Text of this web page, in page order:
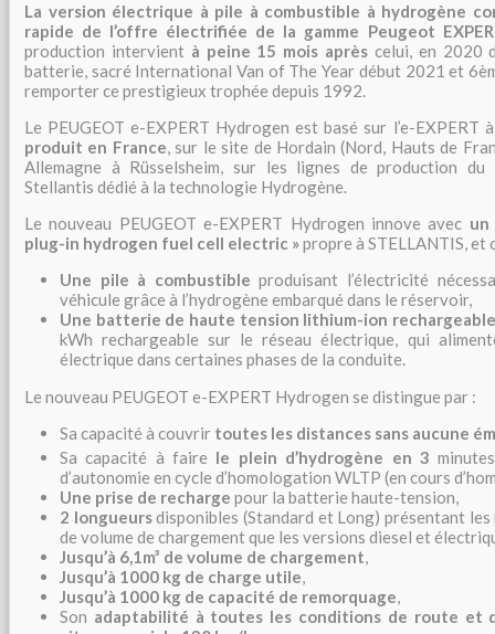
La version électrique à pile à combustible à hydrogène
rapide de l’offre électrifiée de la gamme Peugeot
production intervient à peine 15 mois après celui, en 2020
batterie, sacré International Van of The Year début 2021 et
remporter ce prestigieux trophée depuis 1992.
Le PEUGEOT e-EXPERT Hydrogen est basé sur l’e-EXPERT
produit en France, sur le site de Hordain (Nord, Hauts de
Allemagne à Rüsselsheim, sur les lignes de production du
Stellantis dédié à la technologie Hydrogène.
Le nouveau PEUGEOT e-EXPERT Hydrogen innove avec un
plug-in hydrogen fuel cell electric »propre à STELLANTIS, et
Une pile à combustible produisant l’électricité
véhicule grâce à l’hydrogène embarqué dans le réservoir,
Une batterie de haute tension lithium-ion
kWh rechargeable sur le réseau électrique, qui
électrique dans certaines phases de la conduite.
Le nouveau PEUGEOT e-EXPERT Hydrogen se distingue par :
Sa capacité à couvrir toutes les distances sans aucune
Sa capacité à faire le plein d’hydrogène en 3
d’autonomie en cycle d’homologation WLTP (en cours
Une prise de recharge pour la batterie haute-tension,
2 longueursdisponibles (Standard et Long) présentant les
de volume de chargement que les versions diesel et
Jusqu’à 6,1m³ de volume de chargement,
Jusqu’à 1000 kg de charge utile,
Jusqu’à 1000 kg de capacité de remorquage,
Son adaptabilité à toutes les conditions de route et